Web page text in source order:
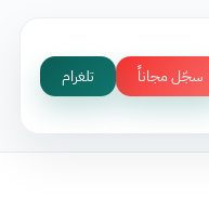
سجّل مجاناً تلغرام